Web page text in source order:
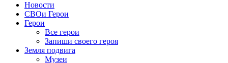
Новости
СВОи Герои
Герои
Все герои
Запиши своего героя
Земля подвига
Музеи